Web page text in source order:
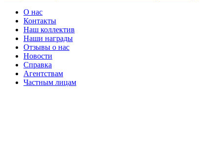
О нас
Контакты
Наш коллектив
Наши награды
Отзывы о нас
Новости
Справка
Агентствам
Частным лицам